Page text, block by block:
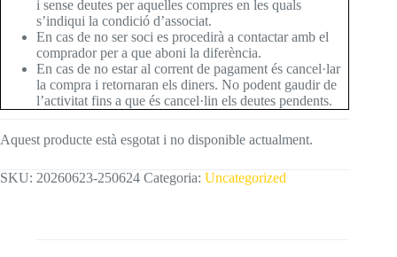
i sense deutes per aquelles compres en les quals
s’indiqui la condició d’associat.
En cas de no ser soci es procedirà a contactar amb el
comprador per a que aboni la diferència.
En cas de no estar al corrent de pagament és cancel·lar
la compra i retornaran els diners. No podent gaudir de
l’activitat fins a que és cancel·lin els deutes pendents.
Aquest producte està esgotat i no disponible actualment.
SKU: 20260623-250624 Categoria: Uncategorized